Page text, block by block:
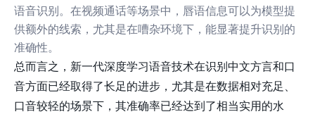
语音识别。在视频通话等场景中，唇语信息可以为模型提
供额外的线索，尤其是在嘈杂环境下，能显著提升识别的
准确性。
总而言之，新一代深度学习语音技术在识别中文方言和口
音方面已经取得了长足的进步，尤其是在数据相对充足、
口音较轻的场景下，其准确率已经达到了相当实用的水